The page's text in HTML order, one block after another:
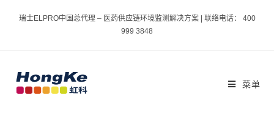
瑞士ELPRO中国总代理 – 医药供应链环境监测解决方案 | 联络电话： 400
999 3848
菜单